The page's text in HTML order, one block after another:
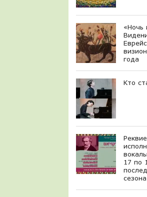
«Ночь
года
Кто
17 по
сезона